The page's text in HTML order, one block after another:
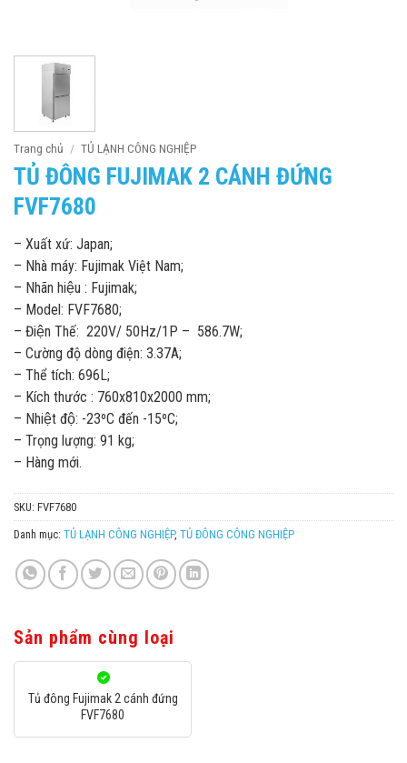
Trang chủ / TỦ LẠNH CÔNG NGHIỆP
TỦ ĐÔNG FUJIMAK 2 CÁNH ĐỨNG
FVF7680
– Xuất xứ: Japan;
– Nhà máy: Fujimak Việt Nam;
– Nhãn hiệu : Fujimak;
– Model: FVF7680;
– Điện Thế: 220V/ 50Hz/1P – 586.7W;
– Cường độ dòng điện: 3.37A;
– Thể tích: 696L;
– Kích thước : 760x810x2000 mm;
– Nhiệt độ: -23ºC đến -15ºC;
– Trọng lượng: 91 kg;
– Hàng mới.
SKU: FVF7680
Danh mục: TỦ LẠNH CÔNG NGHIỆP, TỦ ĐÔNG CÔNG NGHIỆP
Sản phẩm cùng loại
Tủ đông Fujimak 2 cánh đứng
FVF7680